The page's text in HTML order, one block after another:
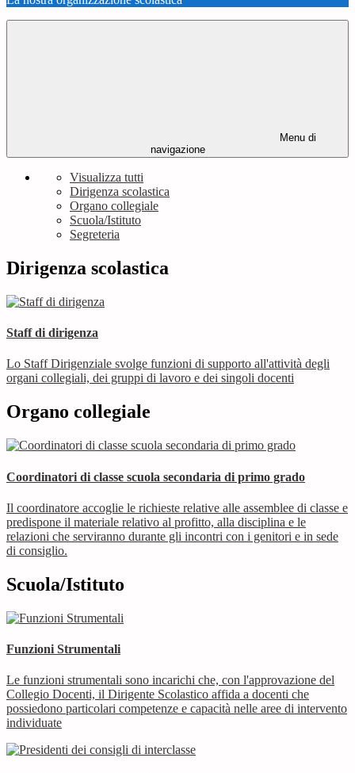
Menu di
navigazione
Visualizza tutti
Dirigenza scolastica
Organo collegiale
Scuola/Istituto
Segreteria
Dirigenza scolastica
Staff di dirigenza
Lo Staff Dirigenziale svolge funzioni di supporto all'attività degli
organi collegiali, dei gruppi di lavoro e dei singoli docenti
Organo collegiale
Coordinatori di classe scuola secondaria di primo grado
Il coordinatore accoglie le richieste relative alle assemblee di classe e
predispone il materiale relativo al profitto, alla disciplina e le
relazioni che serviranno durante gli incontri con i genitori e in sede
di consiglio.
Scuola/Istituto
Funzioni Strumentali
Le funzioni strumentali sono incarichi che, con l'approvazione del
Collegio Docenti, il Dirigente Scolastico affida a docenti che
possiedono particolari competenze e capacità nelle aree di intervento
individuate